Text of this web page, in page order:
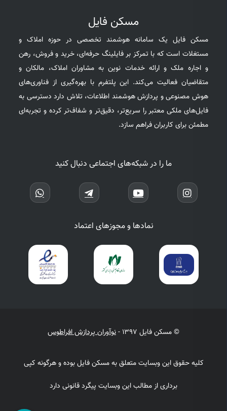
مسکن فایل
مسکن فایل یک سامانه هوشمند تخصصی در حوزه املاک و
مستغلات است که با تمرکز بر فایلینگ حرفه‌ای، خرید و فروش، رهن
و اجاره ملک و ارائه خدمات نوین به مشاوران املاک، مالکان و
متقاضیان فعالیت می‌کند. این پلتفرم با بهره‌گیری از فناوری‌های
هوش مصنوعی و پردازش هوشمند اطلاعات، تلاش دارد دسترسی به
فایل‌های ملکی معتبر را سریع‌تر، دقیق‌تر و شفاف‌تر کرده و تجربه‌ای
مطمئن برای کاربران فراهم سازد.
ما را در شبکه‌های اجتماعی دنبال کنید
نمادها و مجوزهای اعتماد
© مسکن فایل 1397 - نوآوران پردازش افراطوس
کلیه حقوق این وبسایت متعلق به مسکن فایل بوده و هرگونه کپی
برداری از مطالب این وبسایت پیگرد قانونی دارد